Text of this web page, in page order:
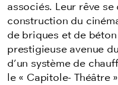
associés. Leur rêve se
construction du
de briques et de
prestigieuse avenue
d’un système de
le « Capitole- Théâtre